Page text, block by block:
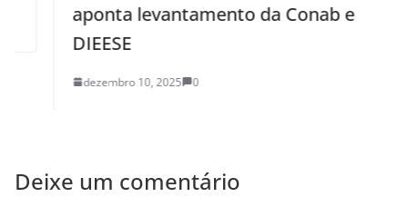
aponta levantamento da Conab e
DIEESE
dezembro 10, 2025 0
Deixe um comentário